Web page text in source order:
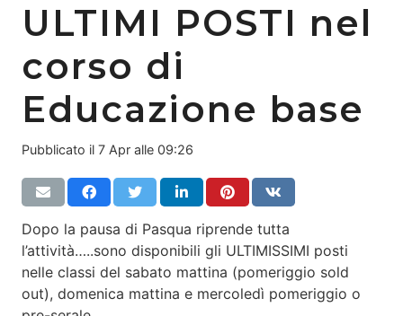
ULTIMI POSTI nel
corso di
Educazione base
Pubblicato il 7 Apr alle 09:26
Dopo la pausa di Pasqua riprende tutta
l’attività…..sono disponibili gli ULTIMISSIMI posti
nelle classi del sabato mattina (pomeriggio sold
out), domenica mattina e mercoledì pomeriggio o